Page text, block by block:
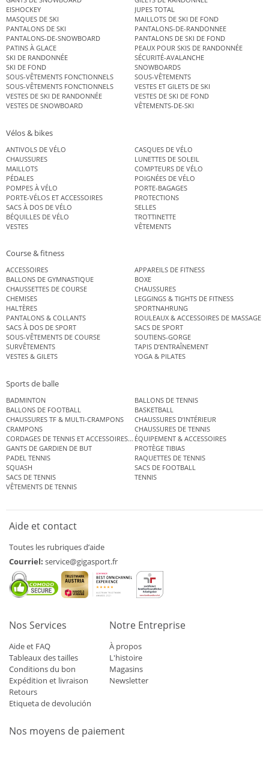
EISHOCKEY
JUPES TOTAL
MASQUES DE SKI
MAILLOTS DE SKI DE FOND
PANTALONS DE SKI
PANTALONS-DE-RANDONNEE
PANTALONS-DE-SNOWBOARD
PANTALONS DE SKI DE FOND
PATINS À GLACE
PEAUX POUR SKIS DE RANDONNÉE
SKI DE RANDONNÉE
SÉCURITÉ-AVALANCHE
SKI DE FOND
SNOWBOARDS
SOUS-VÊTEMENTS FONCTIONNELS
SOUS-VÊTEMENTS
SOUS-VÊTEMENTS FONCTIONNELS
VESTES ET GILETS DE SKI
VESTES DE SKI DE RANDONNÉE
VESTES DE SKI DE FOND
VESTES DE SNOWBOARD
VÊTEMENTS-DE-SKI
Vélos & bikes
ANTIVOLS DE VÉLO
CASQUES DE VÉLO
CHAUSSURES
LUNETTES DE SOLEIL
MAILLOTS
COMPTEURS DE VÉLO
PÉDALES
POIGNÉES DE VÉLO
POMPES À VÉLO
PORTE-BAGAGES
PORTE-VÉLOS ET ACCESSOIRES
PROTECTIONS
SACS À DOS DE VÉLO
SELLES
BÉQUILLES DE VÉLO
TROTTINETTE
VESTES
VÊTEMENTS
Course & fitness
ACCESSOIRES
APPAREILS DE FITNESS
BALLONS DE GYMNASTIQUE
BOXE
CHAUSSETTES DE COURSE
CHAUSSURES
CHEMISES
LEGGINGS & TIGHTS DE FITNESS
HALTÈRES
SPORTNAHRUNG
PANTALONS & COLLANTS
ROULEAUX & ACCESSOIRES DE MASSAGE
SACS À DOS DE SPORT
SACS DE SPORT
SOUS-VÊTEMENTS DE COURSE
SOUTIENS-GORGE
SURVÊTEMENTS
TAPIS D’ENTRAÎNEMENT
VESTES & GILETS
YOGA & PILATES
Sports de balle
BADMINTON
BALLONS DE TENNIS
BALLONS DE FOOTBALL
BASKETBALL
CHAUSSURES TF & MULTI-CRAMPONS
CHAUSSURES D’INTÉRIEUR
CRAMPONS
CHAUSSURES DE TENNIS
CORDAGES DE TENNIS ET ACCESSOIRES DE TENNISÉQUIPEMENT & ACCESSOIRES
GANTS DE GARDIEN DE BUT
PROTÈGE TIBIAS
PADEL TENNIS
RAQUETTES DE TENNIS
SQUASH
SACS DE FOOTBALL
SACS DE TENNIS
TENNIS
VÊTEMENTS DE TENNIS
Aide et contact
Toutes les rubriques d’aide
Courriel: service@gigasport.fr
Nos Services
Aide et FAQ
Tableaux des tailles
Conditions du bon
Expédition et livraison
Retours
Etiqueta de devolución
Notre Entreprise
À propos
L'histoire
Magasins
Newsletter
Nos moyens de paiement